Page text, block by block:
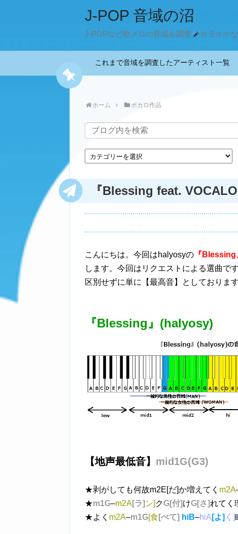
J-POP 音域の沼
J-POPなど歌メロの音域を調査 カラオケ
これまで音域を調査したアーティスト一覧
ホーム ボカロ作品
『Blessing feat.
こんにちは。今回はhalyosyの 『
します。今回はリクエストによる選曲で
区別せずに単に【最高音】としております
『Blessing』(halyosy)
【地声最低音】 mid1G(G3)
★剥がしても何故m2E[だ]か増えてく m2A
★m1G–m2A[ラ] ン] クG[付]けG[さ]れてく
★よく m2A–m1G[食 [べて] hiB–hiA [よ] く]